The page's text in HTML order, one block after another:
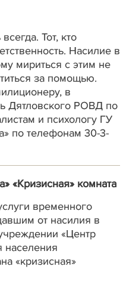
Тот, кто
Насилие в
мириться с этим не
за помощью.
в
Дятловского РОВД по
и психологу ГУ
по телефонам 30-3-
«Кризисная» комната
временного
от насилия в
«Центр
населения
«кризисная»